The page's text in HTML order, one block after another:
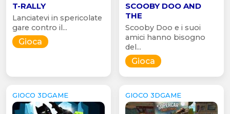
T-RALLY
Lanciatevi in spericolate
gare contro il...
Gioca
SCOOBY DOO AND
THE
Scooby Doo e i suoi
amici hanno bisogno
del...
Gioca
GIOCO 3DGAME GIOCO 3DGAME